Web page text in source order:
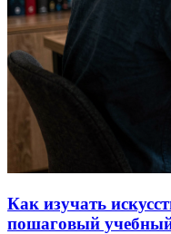
Как изучать
пошаговый